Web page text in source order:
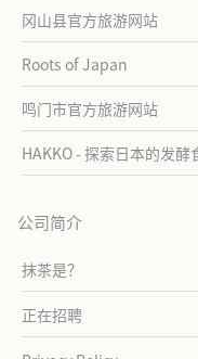
冈山县官方旅游网站
Roots of Japan
鸣门市官方旅游网站
HAKKO - 探索日本的发酵
公司简介
抹茶是？
正在招聘